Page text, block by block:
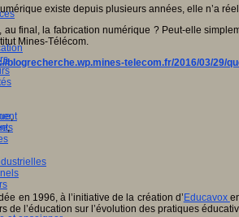
existe depuis plusieurs années, elle n’a
au final, la fabrication numérique ? Peut-elle
Mines-Télécom.
blogrecherche.wp.mines-telecom.fr/2016/03/29/
,
,
en 1996, à l’initiative de la création d’ Educavox
de l’éducation sur l’évolution des pratiques